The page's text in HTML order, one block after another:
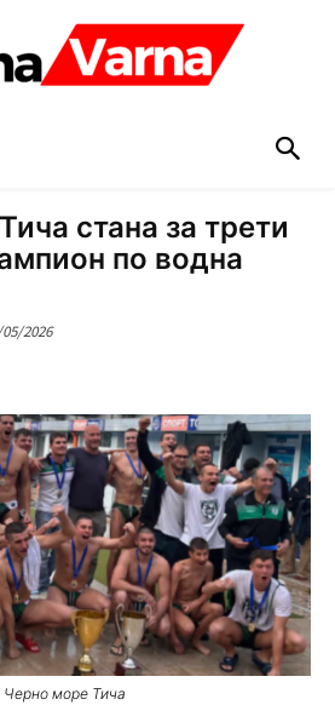
стана за трети
по водна
2026
Черно море Тича